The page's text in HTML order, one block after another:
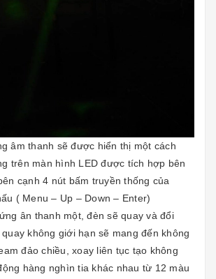
âm thanh sẽ được hiển thị một cách
trên màn hình LED được tích hợp bên
cạnh 4 nút bấm truyền thống của
( Menu – Up – Down – Enter)
ân thanh một, đèn sẽ quay và đổi
không giới hạn sẽ mang đến không
đảo chiều, xoay liên tục tạo không
hàng nghìn tia khác nhau từ 12 màu